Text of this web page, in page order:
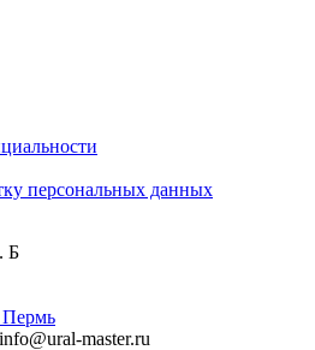
персональных данных
Б
Пермь
master.ru